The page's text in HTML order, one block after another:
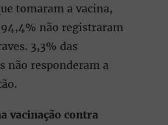
tomaram a vacina,
não registraram
3,3% das
não responderam a
vacinação contra